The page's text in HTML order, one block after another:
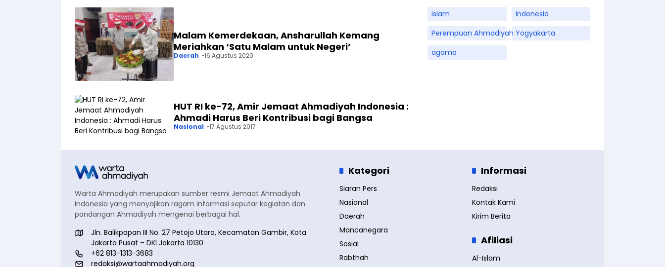
Malam Kemerdekaan, Ansharullah Kemang
Meriahkan ‘Satu Malam untuk Negeri’
Daerah 16 Agustus 2020
HUT RI ke-72, Amir Jemaat Ahmadiyah Indonesia :
Ahmadi Harus Beri Kontribusi bagi Bangsa
Nasional 17 Agustus 2017
islam
Indonesia
Perempuan Ahmadiyah Yogyakarta
agama
Warta Ahmadiyah merupakan sumber resmi Jemaat Ahmadiyah
Indonesia yang menyajikan ragam informasi seputar kegiatan dan
pandangan Ahmadiyah mengenai berbagai hal.
Jln. Balikpapan III No. 27 Petojo Utara, Kecamatan Gambir, Kota
Jakarta Pusat – DKI Jakarta 10130
+62 813-1313-3683
redaksi@wartaahmadiyah.org
Kategori
Siaran Pers
Nasional
Daerah
Mancanegara
Sosial
Rabthah
Informasi
Redaksi
Kontak Kami
Kirim Berita
Afiliasi
Al-Islam